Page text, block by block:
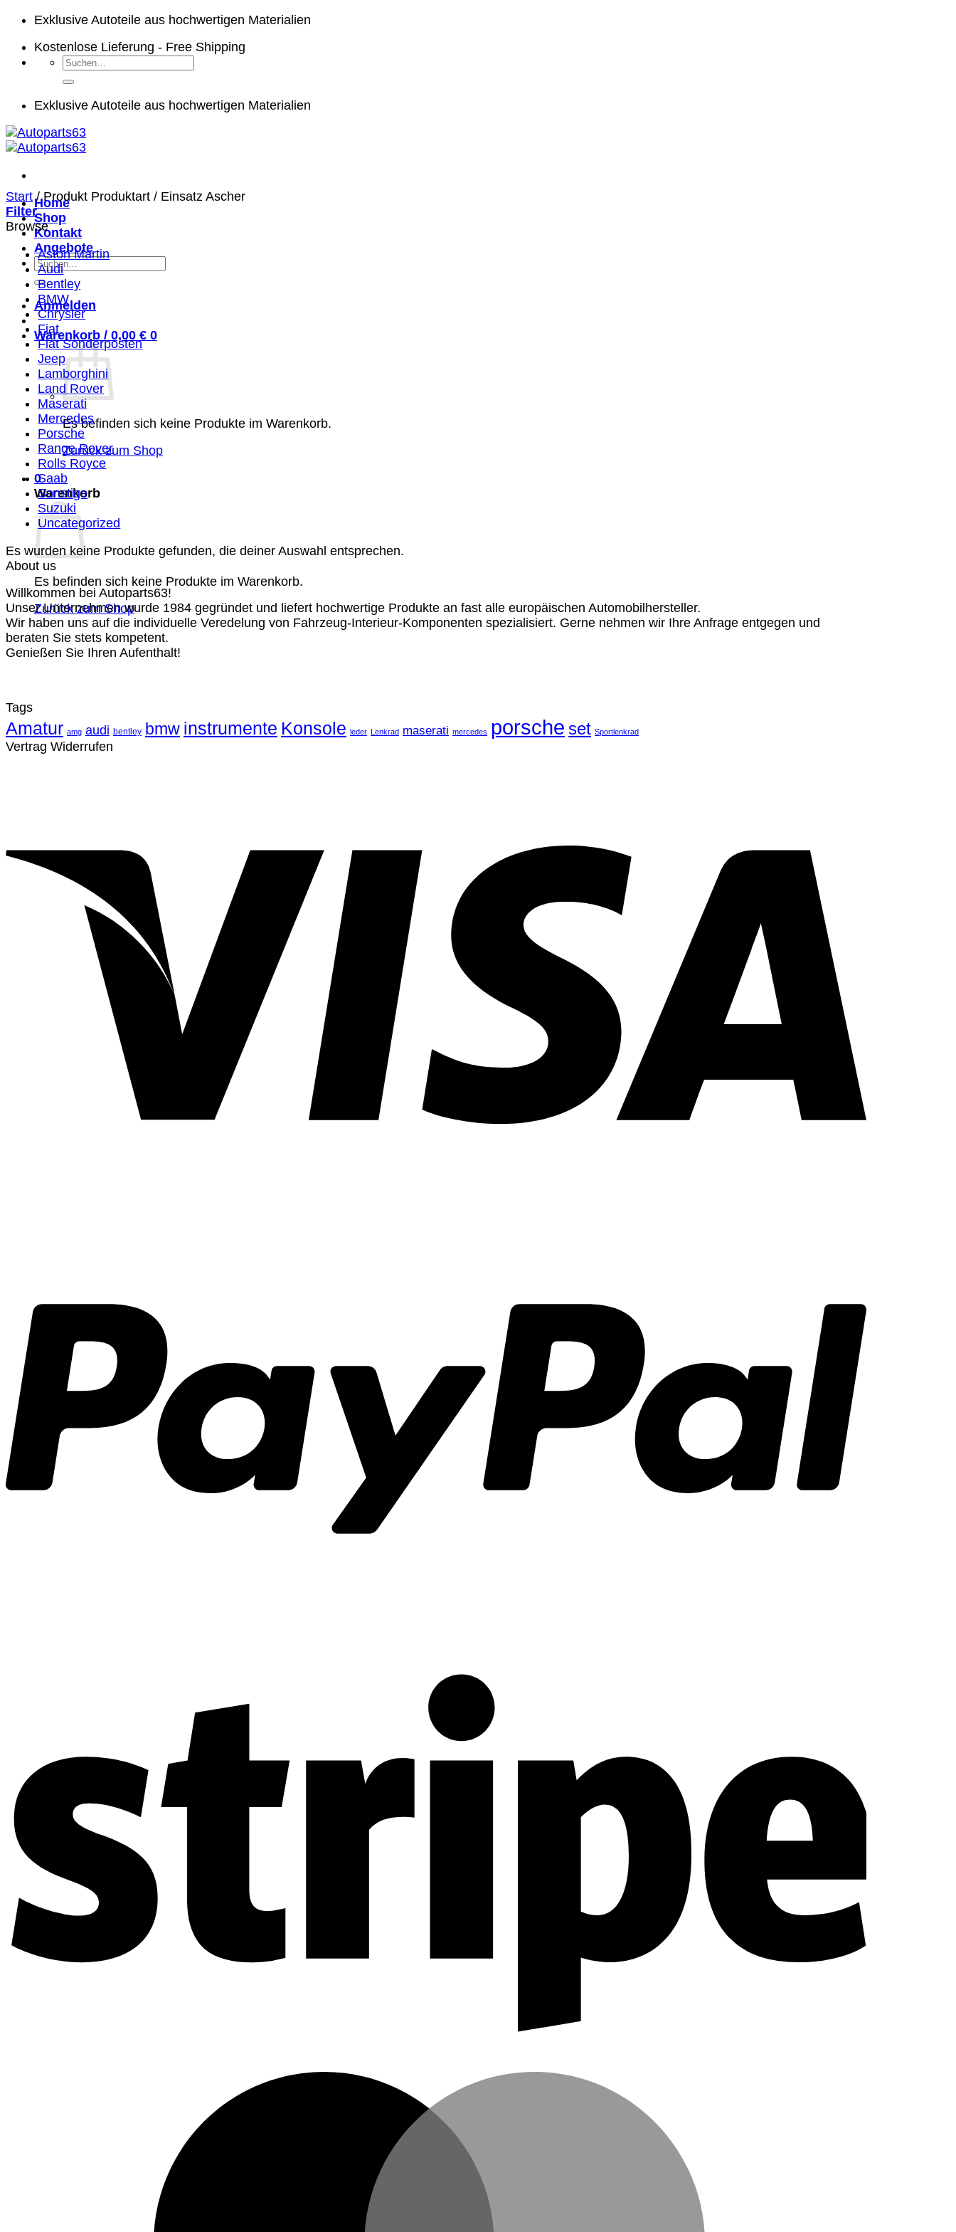
Zum
springen
Exklusive Autoteile aus hochwertigen Materialien
Kostenlose Lieferung - Free Shipping
Suchen
nach:
Exklusive Autoteile aus hochwertigen Materialien
Home
Shop
Kontakt
Angebote
Suchen
nach:
Anmelden
Warenkorb / 0,00 € 0
Es befinden sich keine Produkte im Warenkorb.
Zurück zum Shop
0
Warenkorb
Es befinden sich keine Produkte im Warenkorb.
Zurück zum Shop
Start /Produkt Produktart / Einsatz Ascher
Filter
Browse
Aston Martin
Audi
Bentley
BMW
Chrysler
Fiat
Fiat Sonderposten
Jeep
Lamborghini
Land Rover
Maserati
Mercedes
Porsche
Range Rover
Rolls Royce
Saab
Sonstige
Suzuki
Uncategorized
Es wurden keine Produkte gefunden, die deiner Auswahl entsprechen.
About us
Willkommen bei Autoparts63!
Unser Unternehmen wurde 1984 gegründet und liefert hochwertige Produkte an fast alle europäischen Automobilhersteller.
Wir haben uns auf die individuelle Veredelung von Fahrzeug-Interieur-Komponenten spezialisiert. Gerne nehmen wir Ihre Anfrage entgegen und
beraten Sie stets kompetent.
Genießen Sie Ihren Aufenthalt!
Tags
Amatur amg audi bentley bmw instrumente Konsole leder Lenkrad maserati mercedes porsche set Sportlenkrad
Vertrag Widerrufen